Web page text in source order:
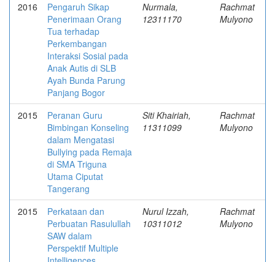
2016
Pengaruh Sikap
Penerimaan Orang
Tua terhadap
Perkembangan
Interaksi Sosial pada
Anak Autis di SLB
Ayah Bunda Parung
Panjang Bogor
Nurmala,
12311170
Rachmat
Mulyono
2015
Peranan Guru
Bimbingan Konseling
dalam Mengatasi
Bullying pada Remaja
di SMA Triguna
Utama Ciputat
Tangerang
Siti Khairiah,
11311099
Rachmat
Mulyono
2015
Perkataan dan
Perbuatan Rasulullah
SAW dalam
Perspektif Multiple
Nurul Izzah,
10311012
Rachmat
Mulyono